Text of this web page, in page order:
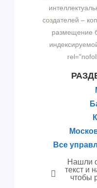
создателей –
размещение
Все
Нашли
текст и
чтобы